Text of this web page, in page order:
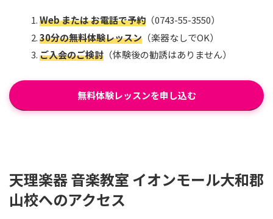
Web または お電話で予約（0743-55-3550）
30分の無料体験レッスン（楽器なしでOK）
ご入会のご検討（体験後の勧誘はありません）
無料体験レッスンを申し込む
天理楽器 音楽教室 イオンモール大和郡
山校へのアクセス